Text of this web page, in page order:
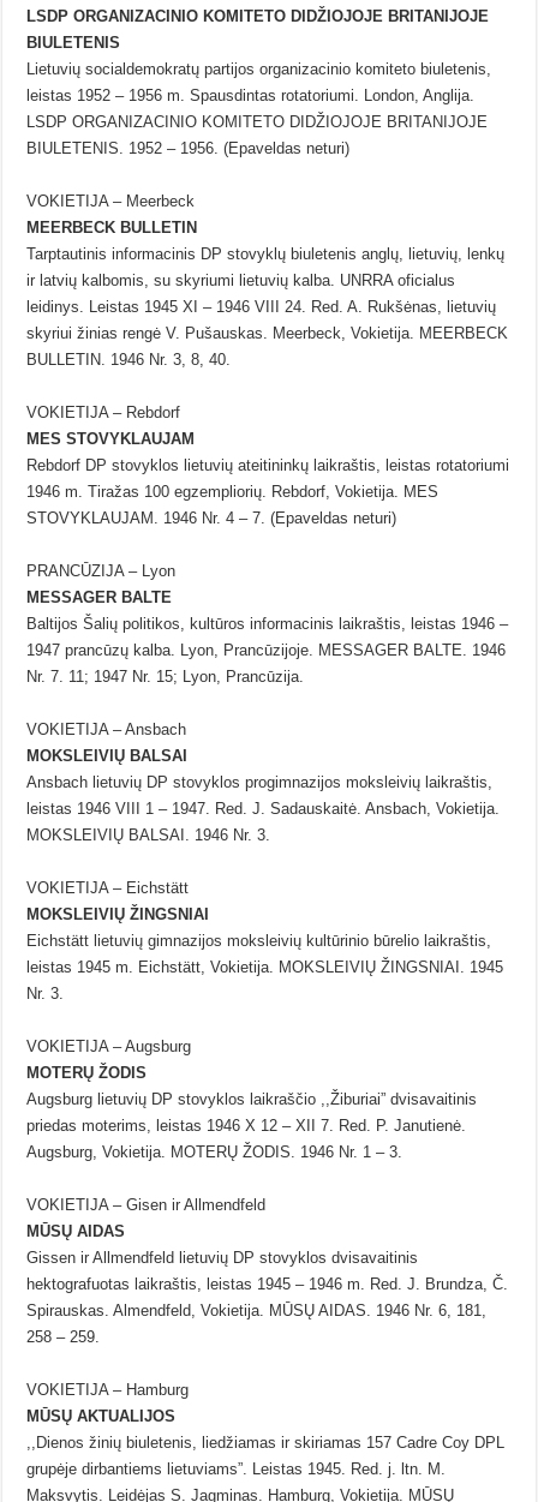
LSDP ORGANIZACINIO KOMITETO DIDŽIOJOJE BRITANIJOJE
BIULETENIS
Lietuvių socialdemokratų partijos organizacinio komiteto biuletenis,
leistas 1952 – 1956 m. Spausdintas rotatoriumi. London, Anglija.
LSDP ORGANIZACINIO KOMITETO DIDŽIOJOJE BRITANIJOJE
BIULETENIS. 1952 – 1956. (Epaveldas neturi)
VOKIETIJA – Meerbeck
MEERBECK BULLETIN
Tarptautinis informacinis DP stovyklų biuletenis anglų, lietuvių, lenkų
ir latvių kalbomis, su skyriumi lietuvių kalba. UNRRA oficialus
leidinys. Leistas 1945 XI – 1946 VIII 24. Red. A. Rukšėnas, lietuvių
skyriui žinias rengė V. Pušauskas. Meerbeck, Vokietija. MEERBECK
BULLETIN. 1946 Nr. 3, 8, 40.
VOKIETIJA – Rebdorf
MES STOVYKLAUJAM
Rebdorf DP stovyklos lietuvių ateitininkų laikraštis, leistas rotatoriumi
1946 m. Tiražas 100 egzempliorių. Rebdorf, Vokietija. MES
STOVYKLAUJAM. 1946 Nr. 4 – 7. (Epaveldas neturi)
PRANCŪZIJA – Lyon
MESSAGER BALTE
Baltijos Šalių politikos, kultūros informacinis laikraštis, leistas 1946 –
1947 prancūzų kalba. Lyon, Prancūzijoje. MESSAGER BALTE. 1946
Nr. 7. 11; 1947 Nr. 15; Lyon, Prancūzija.
VOKIETIJA – Ansbach
MOKSLEIVIŲ BALSAI
Ansbach lietuvių DP stovyklos progimnazijos moksleivių laikraštis,
leistas 1946 VIII 1 – 1947. Red. J. Sadauskaitė. Ansbach, Vokietija.
MOKSLEIVIŲ BALSAI. 1946 Nr. 3.
VOKIETIJA – Eichstätt
MOKSLEIVIŲ ŽINGSNIAI
Eichstätt lietuvių gimnazijos moksleivių kultūrinio būrelio laikraštis,
leistas 1945 m. Eichstätt, Vokietija. MOKSLEIVIŲ ŽINGSNIAI. 1945
Nr. 3.
VOKIETIJA – Augsburg
MOTERŲ ŽODIS
Augsburg lietuvių DP stovyklos laikraščio ,,Žiburiai” dvisavaitinis
priedas moterims, leistas 1946 X 12 – XII 7. Red. P. Janutienė.
Augsburg, Vokietija. MOTERŲ ŽODIS. 1946 Nr. 1 – 3.
VOKIETIJA – Gisen ir Allmendfeld
MŪSŲ AIDAS
Gissen ir Allmendfeld lietuvių DP stovyklos dvisavaitinis
hektografuotas laikraštis, leistas 1945 – 1946 m. Red. J. Brundza, Č.
Spirauskas. Almendfeld, Vokietija. MŪSŲ AIDAS. 1946 Nr. 6, 181,
258 – 259.
VOKIETIJA – Hamburg
MŪSŲ AKTUALIJOS
,,Dienos žinių biuletenis, liedžiamas ir skiriamas 157 Cadre Coy DPL
grupėje dirbantiems lietuviams”. Leistas 1945. Red. j. ltn. M.
Maksvytis. Leidėjas S. Jagminas. Hamburg, Vokietija. MŪSŲ